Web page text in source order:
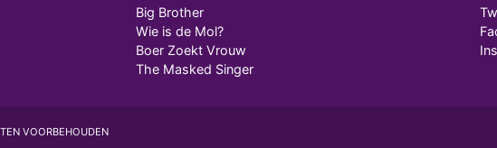
Big Brother
Wie is de Mol?
Boer Zoekt Vrouw
The Masked Singer
VOORBEHOUDEN